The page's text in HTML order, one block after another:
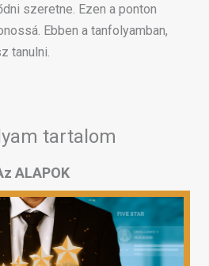
szeretne. Ezen a ponton
Ebben a tanfolyamban,
tanulni.
tartalom
ALAPOK